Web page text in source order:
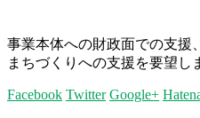
事業本体への財政面での支援
まちづくりへの支援を要望し
Facebook Twitter Google+